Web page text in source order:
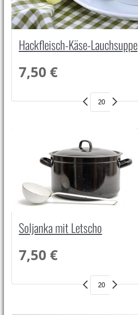
Hackfleisch-Käse-Lauchsuppe
7,50 €
Soljanka mit Letscho
7,50 €